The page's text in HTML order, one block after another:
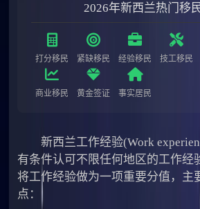
2026年新西兰热门移
打分移民 紧缺移民 经验移民 技工移民
商业移民 黄金签证 事实居民
新西兰工作经验(Work
有条件认可不限任何地区的工作经
将工作经验做为一项重要分值，主
点：